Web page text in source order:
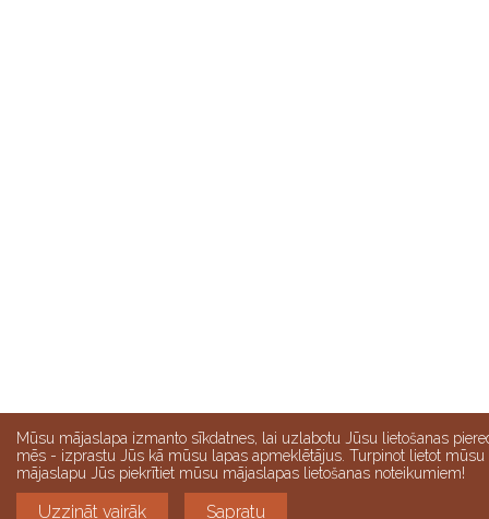
Mūsu mājaslapa izmanto sīkdatnes, lai uzlabotu Jūsu lietošanas
mēs - izprastu Jūs kā mūsu lapas apmeklētājus. Turpinot lietot mūsu
mājaslapu Jūs piekrītiet mūsu mājaslapas lietošanas noteikumiem!
Uzzināt vairāk Sapratu